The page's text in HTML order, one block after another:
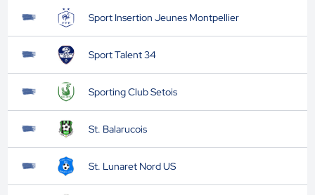
Sport Insertion Jeunes Montpellier
Sport Talent 34
Sporting Club Setois
St. Balarucois
St. Lunaret Nord US